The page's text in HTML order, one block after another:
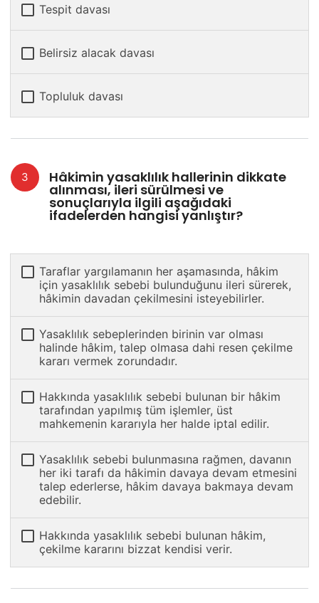
Tespit davası
Belirsiz alacak davası
Topluluk davası
Hâkimin yasaklılık hallerinin dikkate
alınması, ileri sürülmesi ve
sonuçlarıyla ilgili aşağıdaki
ifadelerden hangisi yanlıştır?
Taraflar yargılamanın her aşamasında, hâkim
için yasaklılık sebebi bulunduğunu ileri sürerek,
hâkimin davadan çekilmesini isteyebilirler.
Yasaklılık sebeplerinden birinin var olması
halinde hâkim, talep olmasa dahi resen çekilme
kararı vermek zorundadır.
Hakkında yasaklılık sebebi bulunan bir hâkim
tarafından yapılmış tüm işlemler, üst
mahkemenin kararıyla her halde iptal edilir.
Yasaklılık sebebi bulunmasına rağmen, davanın
her iki tarafı da hâkimin davaya devam etmesini
talep ederlerse, hâkim davaya bakmaya devam
edebilir.
Hakkında yasaklılık sebebi bulunan hâkim,
çekilme kararını bizzat kendisi verir.